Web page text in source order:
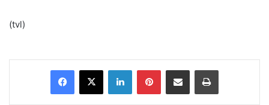
(tvl)
Facebook
X LinkedInPinterestShare via Email Print